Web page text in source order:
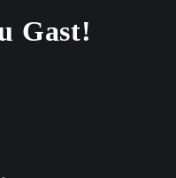
Gast!